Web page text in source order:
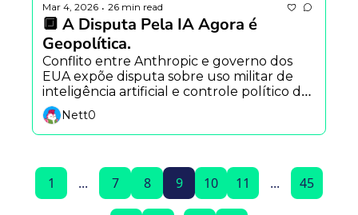
Mar 4, 2026 • 26 min read
🔲 A Disputa Pela IA Agora é
Geopolítica.
Conflito entre Anthropic e governo dos
EUA expõe disputa sobre uso militar de
inteligência artificial e controle político da
tecnologia.
Nett0
1 ... 7 8 9 10 11 ... 45